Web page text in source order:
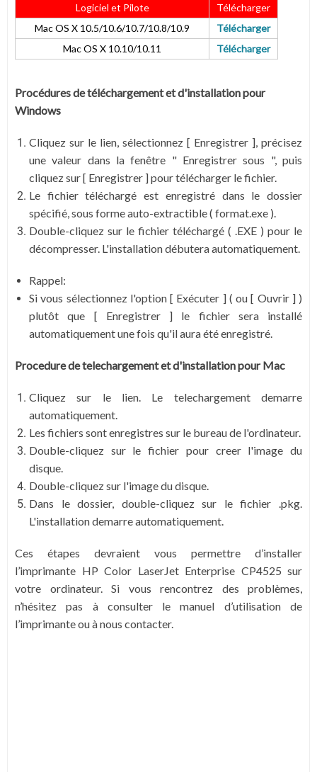
Logiciel et Pilote
Télécharger
Mac OS X 10.5/10.6/10.7/10.8/10.9
Télécharger
Mac OS X 10.10/10.11
Télécharger
Procédures de téléchargement et d'installation pour
Windows
Cliquez sur le lien, sélectionnez [ Enregistrer ], précisez
une valeur dans la fenêtre " Enregistrer sous ", puis
cliquez sur [ Enregistrer ] pour télécharger le fichier.
Le fichier téléchargé est enregistré dans le dossier
spécifié, sous forme auto-extractible ( format.exe ).
Double-cliquez sur le fichier téléchargé ( .EXE ) pour le
décompresser. L'installation débutera automatiquement.
Rappel:
Si vous sélectionnez l'option [ Exécuter ] ( ou [ Ouvrir ] )
plutôt que [ Enregistrer ] le fichier sera installé
automatiquement une fois qu'il aura été enregistré.
Procedure de telechargement et d'installationpour Mac
Cliquez sur le lien. Le telechargement demarre
automatiquement.
Les fichiers sont enregistres sur le bureau de l'ordinateur.
Double-cliquez sur le fichier pour creer l'image du
disque.
Double-cliquez sur l'image du disque.
Dans le dossier, double-cliquez sur le fichier .pkg.
L'installation demarre automatiquement.
Ces étapes devraient vous permettre d’installer
l’imprimante HP Color LaserJet Enterprise CP4525 sur
votre ordinateur. Si vous rencontrez des problèmes,
n’hésitez pas à consulter le manuel d’utilisation de
l’imprimante ou à nous contacter.